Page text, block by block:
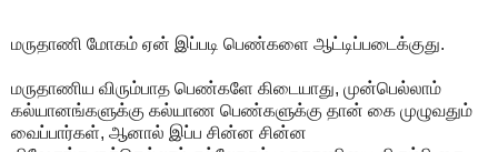
மருதாணி மோகம் ஏன் இப்படி பெண்களை ஆட்டிப்படைக்குது.
மருதாணிய விரும்பாத பெண்களே கிடையாது, முன்பெல்லாம்
கல்யானங்களுக்கு கல்யாண பெண்களுக்கு தான் கை முழுவதும்
வைப்பார்கள், ஆனால் இப்ப சின்ன சின்ன